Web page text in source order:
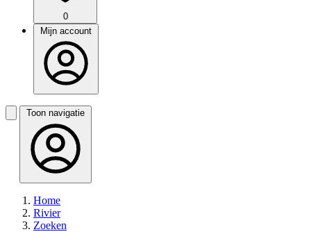
0
Mijn account
Toon navigatie
Home
Rivier
Zoeken